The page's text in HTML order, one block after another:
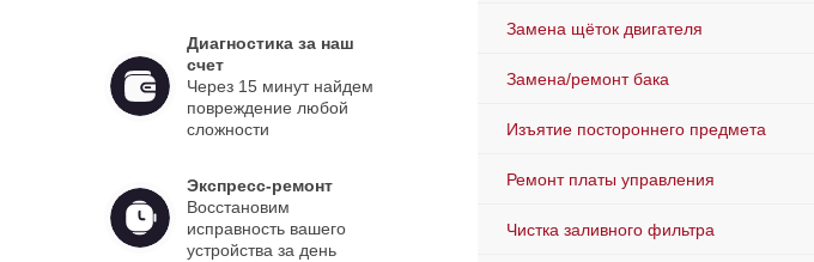
Диагностика за наш
счет
Через 15 минут найдем
повреждение любой
сложности
Экспресс-ремонт
Восстановим
исправность вашего
устройства за день
Замена щёток двигателя
Замена/ремонт бака
Изъятие постороннего предмета
Ремонт платы управления
Чистка заливного фильтра